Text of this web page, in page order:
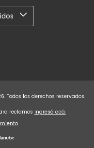
Todos los derechos reservados.
reclamos ingresá acá.